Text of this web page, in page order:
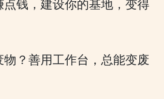
点钱，建设你的基地，变得
？善用工作台，总能变废